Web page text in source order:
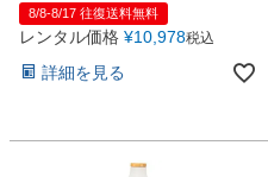
ク
8/8-8/17 往復送料無料
レンタル価格 ¥10,978税込
詳細を見る